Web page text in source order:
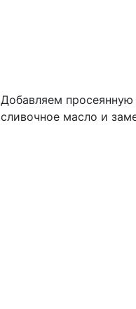
Добавляем
сливочное масло и